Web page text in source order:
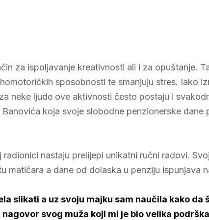
za ispoljavanje kreativnosti ali i za opuštanje.
sposobnosti te smanjuju stres. Iako
neke ljude ove aktivnosti često postaju i
koja svoje slobodne penzionerske dane
radionici nastaju prelijepi unikatni ručni radovi.
matičara a dane od dolaska u penziju ispunjava
slikati a uz svoju majku sam naučila kako da
nagovor svog muža koji mi je bio velika